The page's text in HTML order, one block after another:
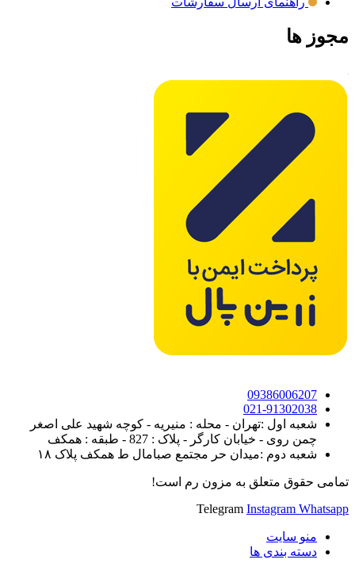
مجوز ها
09386006207
021-91302038
شعبه اول :تهران - محله : منیریه - کوچه شهید علی اصغر
چمن روی - خیابان کارگر - پلاک : 827 - طبقه : همکف
شعبه دوم :میدان حر مجتمع صبامال ط همکف پلاک ۱۸
تمامی حقوق متعلق به مزون رم است!
Telegram Instagram Whatsapp
منو سایت
دسته بندی ها